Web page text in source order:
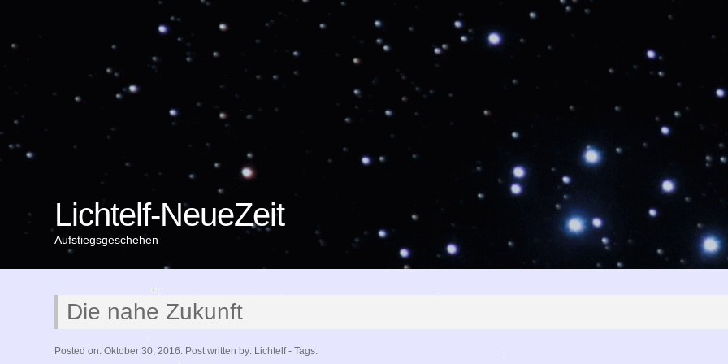
Lichtelf-NeueZeit
Aufstiegsgeschehen
Die nahe Zukunft
Posted on: Oktober 30, 2016. Post written by: Lichtelf - Tags: